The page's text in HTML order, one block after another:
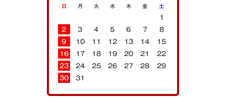
日 月 火 水 木 金 土
1
2
3 4 5 6 7
8
9
10 11 12 13 14
15
16
17 18 19 20 21
22
23
24 25 26 27 28
29
30
31